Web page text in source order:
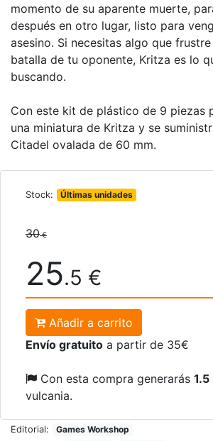
momento de su aparente muerte,
después en otro lugar, listo para
asesino. Si necesitas algo que
batalla de tu oponente, Kritza es lo
buscando.
Con este kit de plástico de 9 piezas
una miniatura de Kritza y se
Citadel ovalada de 60 mm.
Stock: Últimas unidades
30€
25.5 €
Añadir a carrito
Envío gratuito a partir de 35€
Con esta compra generarás
vulcania.
Editorial: Games Workshop